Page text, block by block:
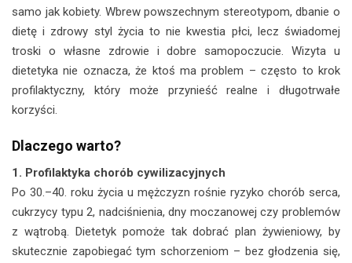
samo jak kobiety. Wbrew powszechnym stereotypom, dbanie o
dietę i zdrowy styl życia to nie kwestia płci, lecz świadomej
troski o własne zdrowie i dobre samopoczucie. Wizyta u
dietetyka nie oznacza, że ktoś ma problem – często to krok
profilaktyczny, który może przynieść realne i długotrwałe
korzyści.
Dlaczego warto?
1. Profilaktyka chorób cywilizacyjnych
Po 30.–40. roku życia u mężczyzn rośnie ryzyko chorób serca,
cukrzycy typu 2, nadciśnienia, dny moczanowej czy problemów
z wątrobą. Dietetyk pomoże tak dobrać plan żywieniowy, by
skutecznie zapobiegać tym schorzeniom – bez głodzenia się,